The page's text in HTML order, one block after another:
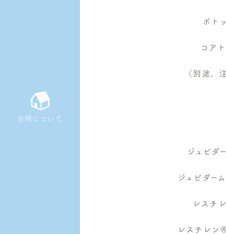
当院について
ボト
コア
（別途
ジュビダ
ジュビダ
レスチ
レスチレ